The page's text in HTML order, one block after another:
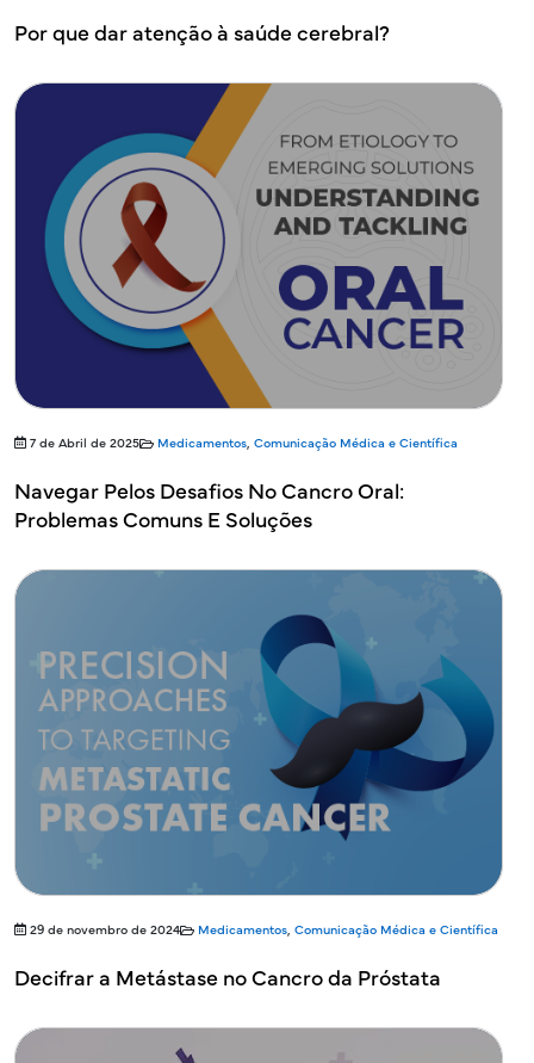
Por que dar atenção à saúde cerebral?
7 de Abril de 2025 Medicamentos, Comunicação Médica e Científica
Navegar Pelos Desafios No Cancro Oral:
Problemas Comuns E Soluções
29 de novembro de 2024 Medicamentos, Comunicação Médica e Científica
Decifrar a Metástase no Cancro da Próstata